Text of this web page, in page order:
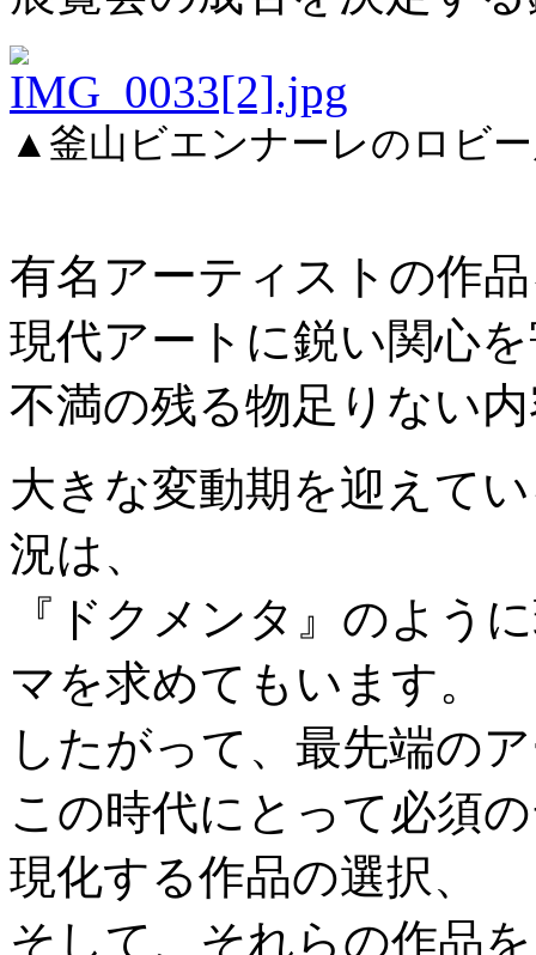
▲釜山ビエンナーレのロビ
有名アーティストの作
現代アートに鋭い関心
不満の残る物足りない
大きな変動期を迎えて
況は、
『ドクメンタ』のよう
マを求めてもいます。
したがって、最先端の
この時代にとって必須
現化する作品の選択、
そして、それらの作品